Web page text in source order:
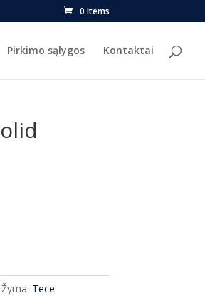
0 Items
Pirkimo sąlygos Kontaktai
Žyma: Tece